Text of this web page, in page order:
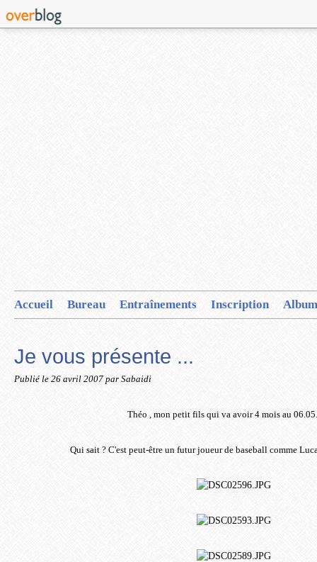
Accueil Bureau Entraînements Inscription
Je vous présente ...
Publié le 26 avril 2007 par Sabaidi
Théo , mon petit fils qui va avoir 4 mois au
Qui sait ? C'est peut-être un futur joueur de baseball comme